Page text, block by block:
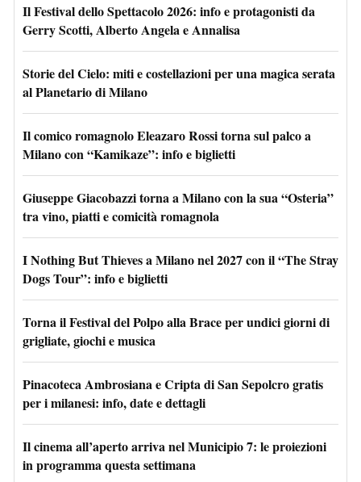
Il Festival dello Spettacolo 2026: info e protagonisti da
Gerry Scotti, Alberto Angela e Annalisa
Storie del Cielo: miti e costellazioni per una magica serata
al Planetario di Milano
Il comico romagnolo Eleazaro Rossi torna sul palco a
Milano con “Kamikaze”: info e biglietti
Giuseppe Giacobazzi torna a Milano con la sua “Osteria”
tra vino, piatti e comicità romagnola
I Nothing But Thieves a Milano nel 2027 con il “The Stray
Dogs Tour”: info e biglietti
Torna il Festival del Polpo alla Brace per undici giorni di
grigliate, giochi e musica
Pinacoteca Ambrosiana e Cripta di San Sepolcro gratis
per i milanesi: info, date e dettagli
Il cinema all’aperto arriva nel Municipio 7: le proiezioni
in programma questa settimana